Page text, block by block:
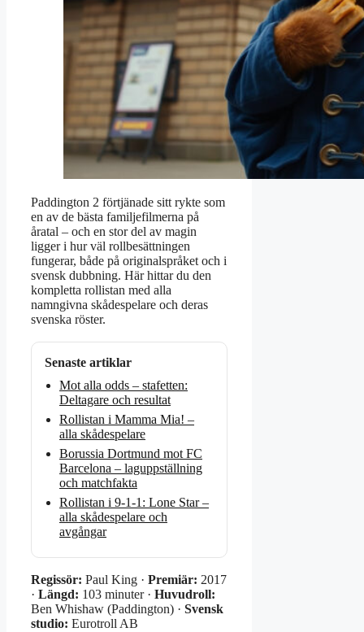
Paddington 2 förtjänade sitt rykte som
en av de bästa familjefilmerna på
åratal – och en stor del av magin
ligger i hur väl rollbesättningen
fungerar, både på originalspråket och i
svensk dubbning. Här hittar du den
kompletta rollistan med alla
namngivna skådespelare och deras
svenska röster.
Senaste artiklar
Mot alla odds – stafetten:
Deltagare och resultat
Rollistan i Mamma Mia! –
alla skådespelare
Borussia Dortmund mot FC
Barcelona – laguppställning
och matchfakta
Rollistan i 9-1-1: Lone Star –
alla skådespelare och
avgångar
Regissör: Paul King · Premiär: 2017
· Längd: 103 minuter · Huvudroll:
Ben Whishaw (Paddington) · Svensk
studio: Eurotroll AB